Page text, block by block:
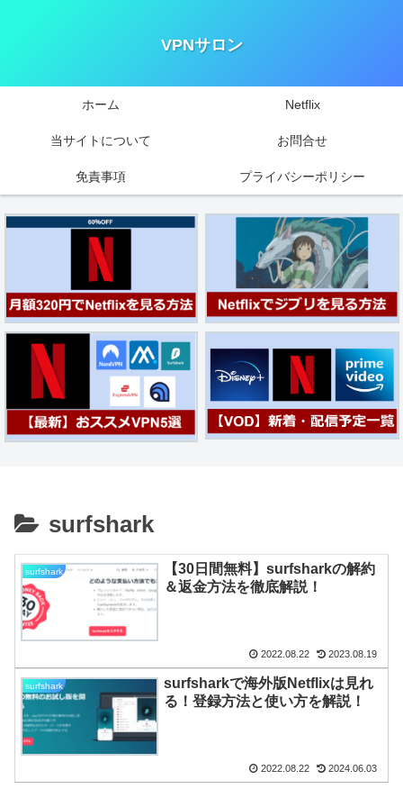
VPNサロン
ホーム Netflix
当サイトについて お問合せ
免責事項 プライバシーポリシー
surfshark
surfshark
【30日間無料】surfsharkの解約
＆返金方法を徹底解説！
2022.08.22 2023.08.19
surfshark
surfsharkで海外版Netflixは見れ
る！登録方法と使い方を解説！
2022.08.22 2024.06.03